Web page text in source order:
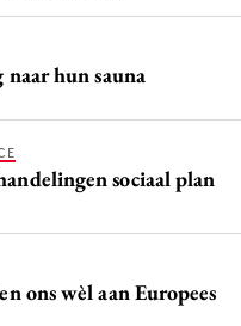
hun sauna
sociaal plan
ons wèl aan Europees